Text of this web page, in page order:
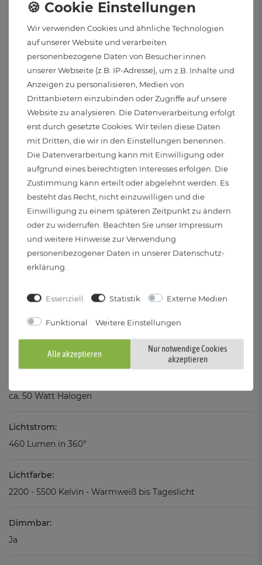
Zum Gebrauch im Freien und in geschlossenen Räumen
Stromversorgung:
Kabelgebunden
Spannung:
220 bis 240 Volt und 50 Hertz
Elektr. Schutzklasse:
Abstrahlwinkel:
Leistung (Pon):
5 Watt
5 kWh/1000h
ca. 50 Watt Halogen
Lichtstrom:
460 Lumen in 360°
Lichtfarbe:
2200 - 5500 Kelvin - Warmweiß bis Tageslicht
Dimmbar:
Ja
Wir verwenden Cookies und ähnliche Technologien
auf unserer Website und verarbeiten
personenbezogene Daten von Besucher:innen
unserer Webseite (z.B. IP-Adresse), um z.B. Inhalte und
Anzeigen zu personalisieren, Medien von
Drittanbietern einzubinden oder Zugriffe auf unsere
Website zu analysieren. Die Datenverarbeitung erfolgt
erst durch gesetzte Cookies. Wir teilen diese Daten
mit Dritten, die wir in den Einstellungen benennen.
Die Datenverarbeitung kann mit Einwilligung oder
aufgrund eines berechtigten Interesses erfolgen. Die
Zustimmung kann erteilt oder abgelehnt werden. Es
besteht das Recht, nicht einzuwilligen und die
Einwilligung zu einem späteren Zeitpunkt zu ändern
oder zu widerrufen. Beachten Sie unser Impressum
und weitere Hinweise zur Verwendung
personenbezogener Daten in unserer Daten­schutz­
erklärung.
Essenziell Statistik Externe Medien
Funktional Weitere Einstellungen
Alle akzeptieren
Nur notwendige Cookies
akzeptieren